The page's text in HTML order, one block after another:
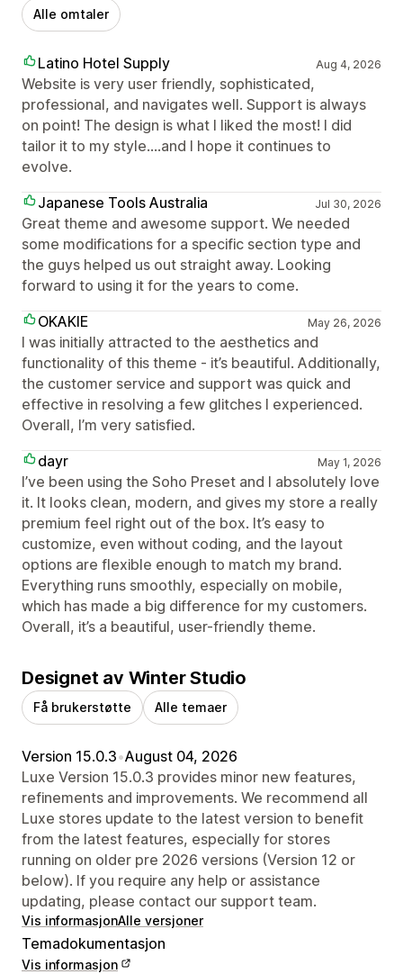
Alle omtaler
Latino Hotel Supply Aug 4, 2026
Website is very user friendly, sophisticated,
professional, and navigates well. Support is always
on point! The design is what I liked the most! I did
tailor it to my style....and I hope it continues to
evolve.
Japanese Tools Australia
Jul 30, 2026
Great theme and awesome support. We needed
some modifications for a specific section type and
the guys helped us out straight away. Looking
forward to using it for the years to come.
OKAKIE
May 26, 2026
I was initially attracted to the aesthetics and
functionality of this theme - it’s beautiful. Additionally,
the customer service and support was quick and
effective in resolving a few glitches I experienced.
Overall, I’m very satisfied.
dayr
May 1, 2026
I’ve been using the Soho Preset and I absolutely love
it. It looks clean, modern, and gives my store a really
premium feel right out of the box. It’s easy to
customize, even without coding, and the layout
options are flexible enough to match my brand.
Everything runs smoothly, especially on mobile,
which has made a big difference for my customers.
Overall, it’s a beautiful, user-friendly theme.
Designet av Winter Studio
Få brukerstøtte Alle temaer
Version 15.0.3•August 04, 2026
Luxe Version 15.0.3 provides minor new features,
refinements and improvements. We recommend all
Luxe stores update to the latest version to benefit
from the latest features, especially for stores
running on older pre 2026 versions (Version 12 or
below). If you require any help or assistance
updating, please contact our support team.
Vis informasjonAlle versjoner
Temadokumentasjon
Vis informasjon